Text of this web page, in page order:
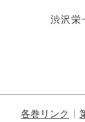
栄
各巻リンク